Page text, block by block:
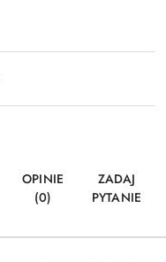
OPINIE
(0)
ZADAJ
PYTANIE